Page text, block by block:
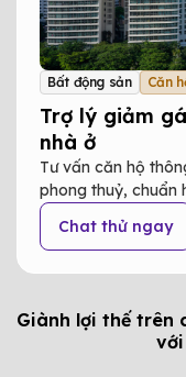
Bất động sản Căn
Trợ lý giảm
nhà ở
Tư vấn căn hộ
phong thuỷ, chuẩn
insight khách hàng
Chat thử ngay
Giành lợi thế trên